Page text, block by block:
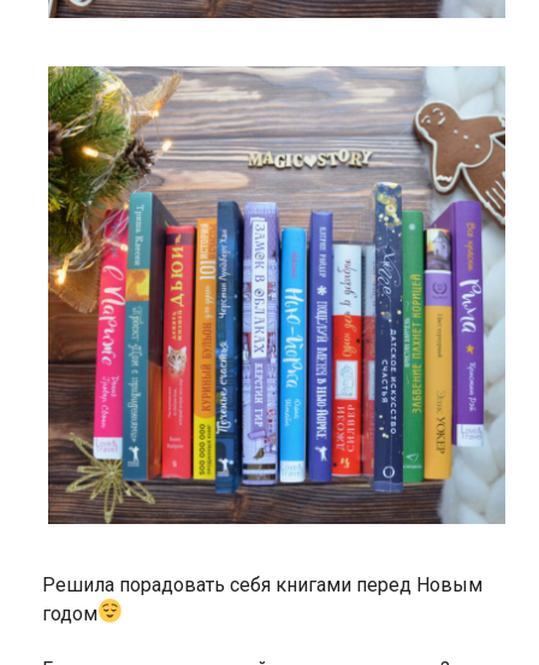
Решила порадовать себя книгами перед Новым
годом